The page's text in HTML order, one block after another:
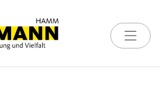
Toggle